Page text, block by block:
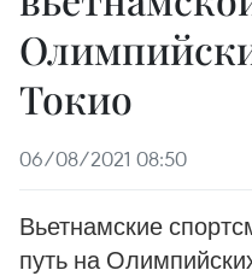
Токио
06/08/2021 08:50
Вьетнамские
путь на